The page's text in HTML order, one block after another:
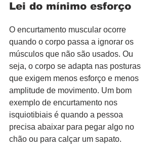
Lei do mínimo esforço
O encurtamento muscular ocorre
quando o corpo passa a ignorar os
músculos que não são usados. Ou
seja, o corpo se adapta nas posturas
que exigem menos esforço e menos
amplitude de movimento. Um bom
exemplo de encurtamento nos
isquiotibiais é quando a pessoa
precisa abaixar para pegar algo no
chão ou para calçar um sapato.